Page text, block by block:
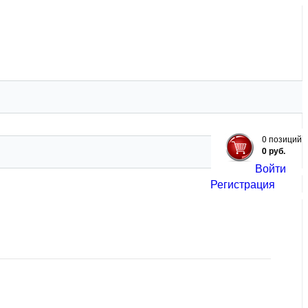
0 позиций
0 руб.
Войти
Регистрация